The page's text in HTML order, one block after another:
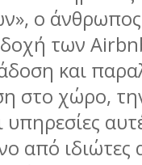
ο
των
και
στο χώρο,
από ιδιώτες